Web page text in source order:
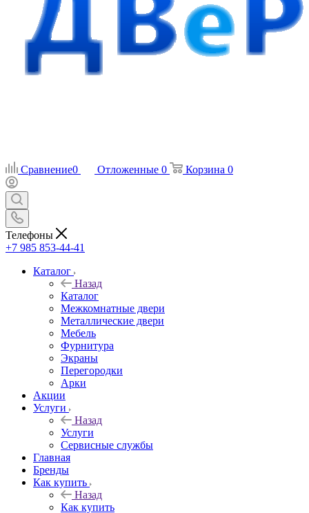
Сравнение0 Отложенные 0 Корзина 0
Телефоны
+7 985 853-44-41
Каталог
Назад
Каталог
Межкомнатные двери
Металлические двери
Мебель
Фурнитура
Экраны
Перегородки
Арки
Акции
Услуги
Назад
Услуги
Сервисные службы
Главная
Бренды
Как купить
Назад
Как купить